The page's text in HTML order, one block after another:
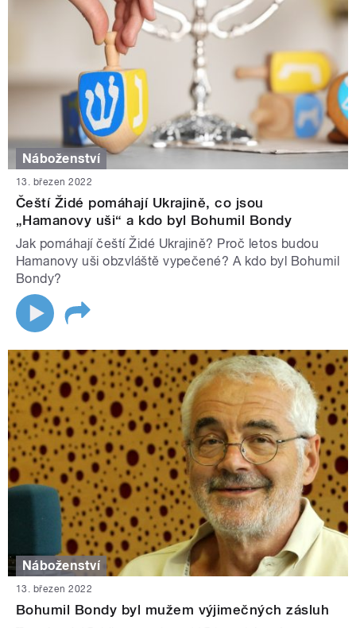
Náboženství
13. březen 2022
Čeští Židé pomáhají Ukrajině, co jsou
„Hamanovy uši“ a kdo byl Bohumil Bondy
Jak pomáhají čeští Židé Ukrajině? Proč letos budou
Hamanovy uši obzvláště vypečené? A kdo byl Bohumil
Bondy?
Náboženství
13. březen 2022
Bohumil Bondy byl mužem výjimečných zásluh